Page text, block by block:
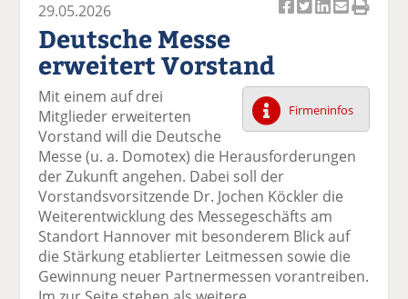
el
a
uf
ac
e
b
o
o
k
te
el
t
wi
tt
er
n
el
a
uf
n
e
di
n
te
il
el
p
er
m
ai
l
er
se
n
el
D
ru
e
29.05.2026
Deutsche Messe
erweitert Vorstand
Firmeninfos
Mit einem auf drei
Mitglieder erweiterten
Vorstand will die Deutsche
Messe (u. a. Domotex) die Herausforderungen
der Zukunft angehen. Dabei soll der
Vorstandsvorsitzende Dr. Jochen Köckler die
Weiterentwicklung des Messegeschäfts am
Standort Hannover mit besonderem Blick auf
die Stärkung etablierter Leitmessen sowie die
Gewinnung neuer Partnermessen vorantreiben.